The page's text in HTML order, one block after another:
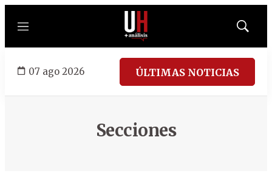
Menú
Mostrar
07 ago 2026 ÚLTIMAS NOTICIAS
Secciones